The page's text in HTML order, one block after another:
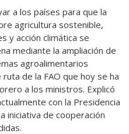
a los países para que la
agricultura sostenible,
y acción climática se
mediante la ampliación de
agroalimentarios
de la FAO que hoy se ha
a los ministros. Explicó
con la Presidencia
iniciativa de cooperación